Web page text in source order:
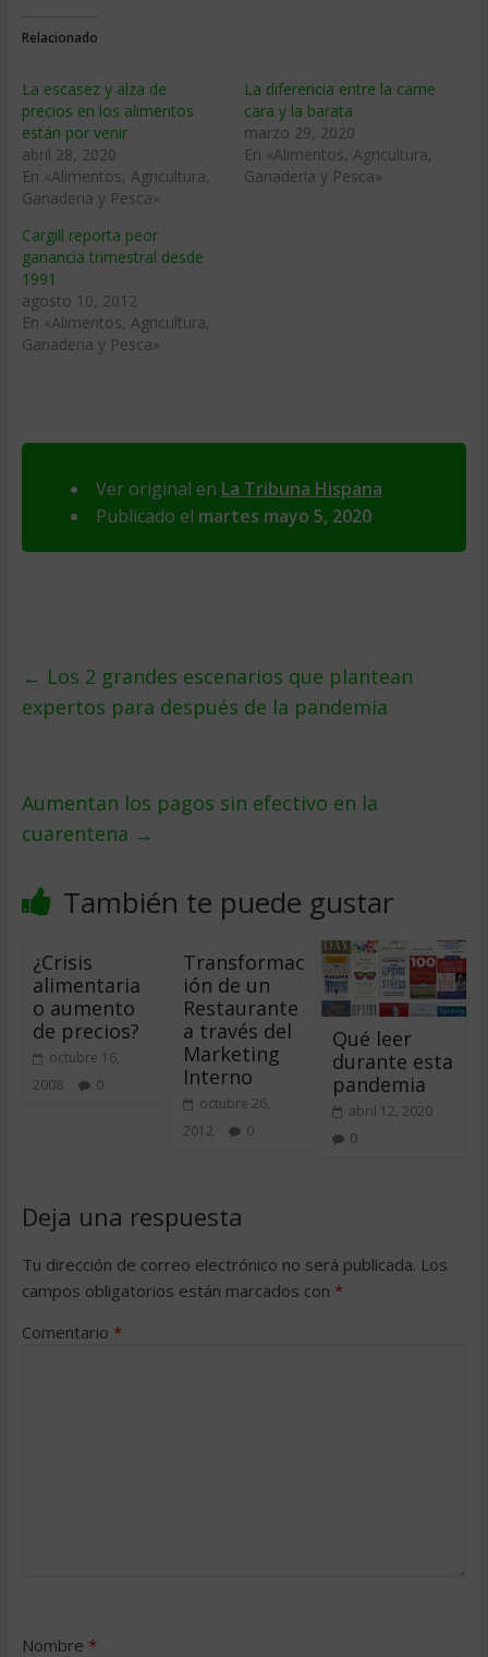
Relacionado
La escasez y alza de
precios en los alimentos
están por venir
abril 28, 2020
En «Alimentos, Agricultura,
Ganaderia y Pesca»
La diferencia entre la carne
cara y la barata
marzo 29, 2020
En «Alimentos, Agricultura,
Ganaderia y Pesca»
Cargill reporta peor
ganancia trimestral desde
1991
agosto 10, 2012
En «Alimentos, Agricultura,
Ganaderia y Pesca»
Ver original en La Tribuna Hispana
Publicado el martes mayo 5, 2020
← Los 2 grandes escenarios que plantean
expertos para después de la pandemia
Aumentan los pagos sin efectivo en la
cuarentena →
También te puede gustar
¿Crisis
alimentaria
o aumento
de precios?
octubre 16,
2008
0
Transformac
ión de un
Restaurante
a través del
Marketing
Interno
octubre 26,
2012
0
Qué leer
durante esta
pandemia
abril 12, 2020
0
Deja una respuesta
Tu dirección de correo electrónico no será publicada. Los
campos obligatorios están marcados con *
Comentario *
Nombre *